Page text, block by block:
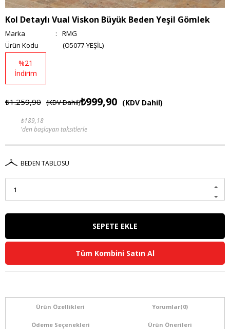
Kol Detaylı Vual Viskon Büyük Beden Yeşil Gömlek
Marka :
RMG
(O5077-YEŞİL)
%21
İndirim
₺1.259,90 (KDV Dahil)₺999,90 (KDV Dahil)
₺189,18
'den başlayan taksitlerle
BEDEN TABLOSU
Tüm Kombini Satın Al
Ürün Özellikleri Yorumlar(0)
Ödeme Seçenekleri Ürün Önerileri